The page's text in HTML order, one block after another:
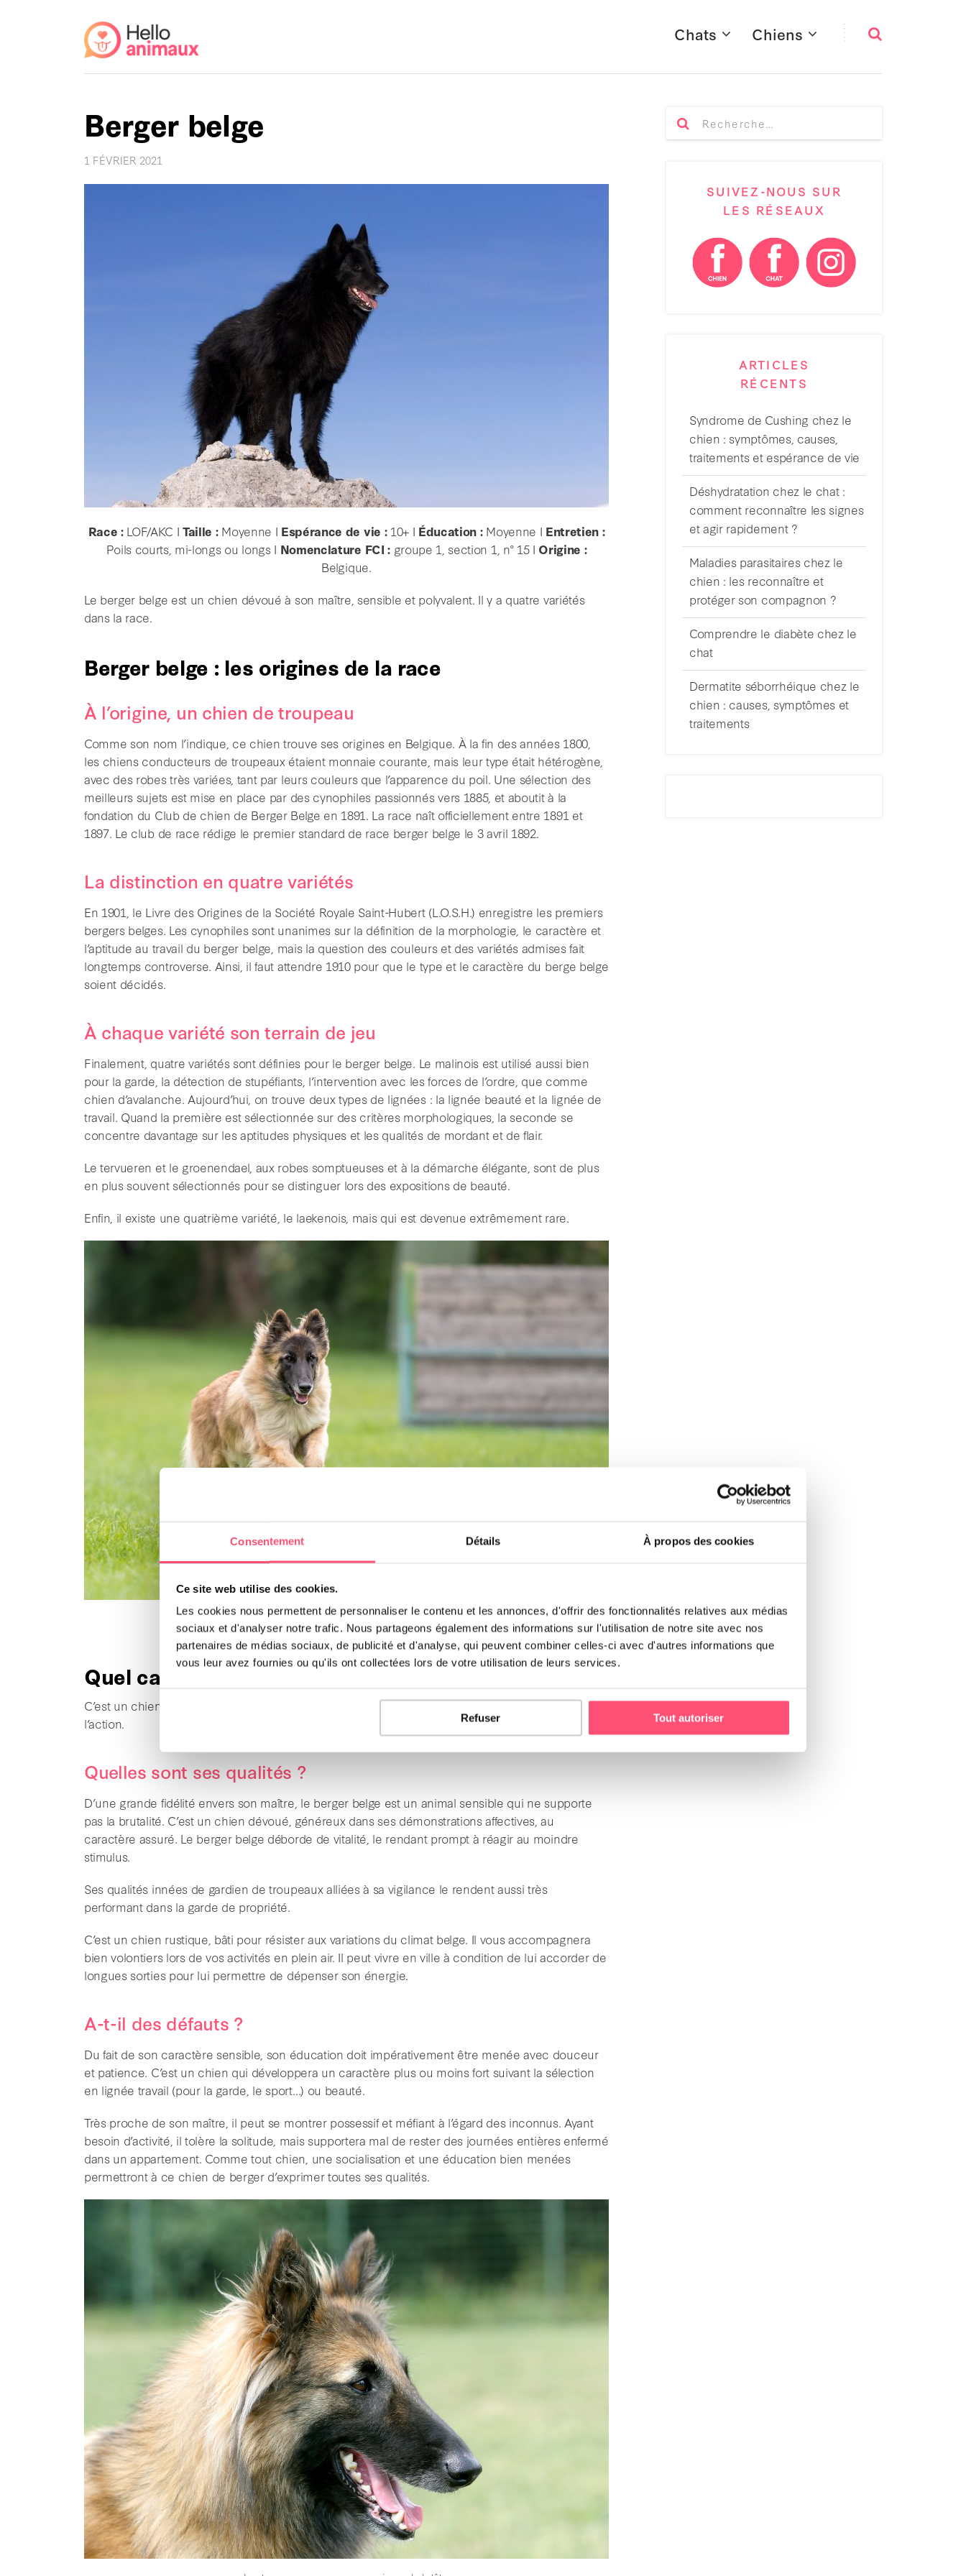
Consentement Détails À propos des cookies
Ce site web utilise des cookies.
Les cookies nous permettent de personnaliser le contenu et les annonces, d'offrir des fonctionnalités relatives aux médias
sociaux et d'analyser notre trafic. Nous partageons également des informations sur l'utilisation de notre site avec nos
partenaires de médias sociaux, de publicité et d'analyse, qui peuvent combiner celles-ci avec d'autres informations que
vous leur avez fournies ou qu'ils ont collectées lors de votre utilisation de leurs services.
Refuser Tout autoriser
Chats Chiens
Berger belge
1 FÉVRIER 2021
Race :LOF/AKC ITaille :Moyenne I Espérance de vie :10+ I Éducation :Moyenne I Entretien :
Poils courts, mi-longs ou longs I Nomenclature FCI :groupe 1, section 1, n° 15 I Origine :
Belgique.
Le berger belge est un chien dévoué à son maître, sensible et polyvalent. Il y a quatre variétés
dans la race.
Berger belge : les origines de la race
À l’origine, un chien de troupeau
Comme son nom l’indique, ce chien trouve ses origines en Belgique. À la fin des années 1800,
les chiens conducteurs de troupeaux étaient monnaie courante, mais leur type était hétérogène,
avec des robes très variées, tant par leurs couleurs que l’apparence du poil. Une sélection des
meilleurs sujets est mise en place par des cynophiles passionnés vers 1885, et aboutit à la
fondation du Club de chien de Berger Belge en 1891. La race naît officiellement entre 1891 et
1897. Le club de race rédige le premier standard de race berger belge le 3 avril 1892.
La distinction en quatre variétés
En 1901, le Livre des Origines de la Société Royale Saint-Hubert (L.O.S.H.) enregistre les premiers
bergers belges. Les cynophiles sont unanimes sur la définition de la morphologie, le caractère et
l’aptitude au travail du berger belge, mais la question des couleurs et des variétés admises fait
longtemps controverse. Ainsi, il faut attendre 1910 pour que le type et le caractère du berge belge
soient décidés.
À chaque variété son terrain de jeu
Finalement, quatre variétés sont définies pour le berger belge. Le malinois est utilisé aussi bien
pour la garde, la détection de stupéfiants, l’intervention avec les forces de l’ordre, que comme
chien d’avalanche. Aujourd’hui, on trouve deux types de lignées : la lignée beauté et la lignée de
travail. Quand la première est sélectionnée sur des critères morphologiques, la seconde se
concentre davantage sur les aptitudes physiques et les qualités de mordant et de flair.
Le tervueren et le groenendael, aux robes somptueuses et à la démarche élégante, sont de plus
en plus souvent sélectionnés pour se distinguer lors des expositions de beauté.
Enfin, il existe une quatrième variété, le laekenois, mais qui est devenue extrêmement rare.
Le berger belge déborde de vitalité.
Quel caractère a-t-il ?
C’est un chien intelligent, actif et alerte. Très attaché à son maître, il est toujours prêt à passer à
l’action.
Quelles sont ses qualités ?
D’une grande fidélité envers son maître, le berger belge est un animal sensible qui ne supporte
pas la brutalité. C’est un chien dévoué, généreux dans ses démonstrations affectives, au
caractère assuré. Le berger belge déborde de vitalité, le rendant prompt à réagir au moindre
stimulus.
Ses qualités innées de gardien de troupeaux alliées à sa vigilance le rendent aussi très
performant dans la garde de propriété.
C’est un chien rustique, bâti pour résister aux variations du climat belge. Il vous accompagnera
bien volontiers lors de vos activités en plein air. Il peut vivre en ville à condition de lui accorder de
longues sorties pour lui permettre de dépenser son énergie.
A-t-il des défauts ?
Du fait de son caractère sensible, son éducation doit impérativement être menée avec douceur
et patience. C’est un chien qui développera un caractère plus ou moins fort suivant la sélection
en lignée travail (pour la garde, le sport…) ou beauté.
Très proche de son maître, il peut se montrer possessif et méfiant à l’égard des inconnus. Ayant
besoin d’activité, il tolère la solitude, mais supportera mal de rester des journées entières enfermé
dans un appartement. Comme tout chien, une socialisation et une éducation bien menées
permettront à ce chien de berger d’exprimer toutes ses qualités.
SUIVEZ-NOUS SUR
LES RÉSEAUX
ARTICLES
RÉCENTS
Syndrome de Cushing chez le
chien : symptômes, causes,
traitements et espérance de vie
Déshydratation chez le chat :
comment reconnaître les signes
et agir rapidement ?
Maladies parasitaires chez le
chien : les reconnaître et
protéger son compagnon ?
Comprendre le diabète chez le
chat
Dermatite séborrhéique chez le
chien : causes, symptômes et
traitements